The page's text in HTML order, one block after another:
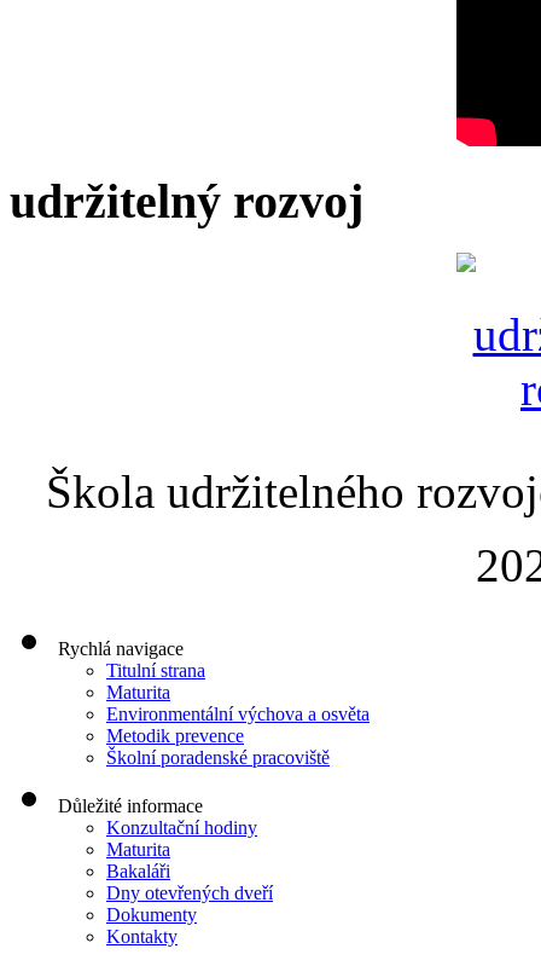
udržitelný rozvoj
Škola udržitelného
Rychlá navigace
Titulní strana
Maturita
Environmentální výchova a osvěta
Metodik prevence
Školní poradenské pracoviště
Důležité informace
Konzultační hodiny
Maturita
Bakaláři
Dny otevřených dveří
Dokumenty
Kontakty